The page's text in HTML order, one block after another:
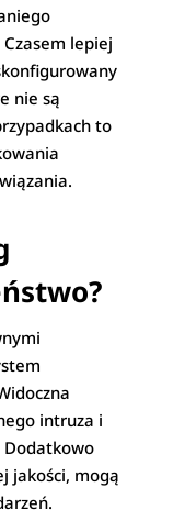
lepiej
nie są
to
intruza i
Dodatkowo
jakości, mogą